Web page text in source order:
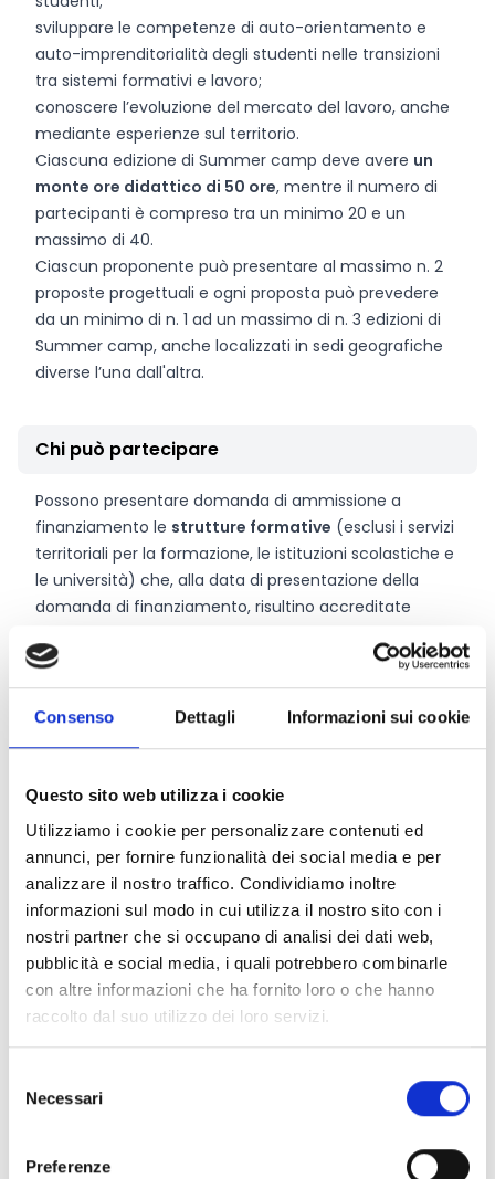
Consenso Dettagli Informazioni sui cookie
Questo sito web utilizza i cookie
Utilizziamo i cookie per personalizzare contenuti ed
annunci, per fornire funzionalità dei social media e per
analizzare il nostro traffico. Condividiamo inoltre
informazioni sul modo in cui utilizza il nostro sito con i
nostri partner che si occupano di analisi dei dati web,
pubblicità e social media, i quali potrebbero combinarle
con altre informazioni che ha fornito loro o che hanno
raccolto dal suo utilizzo dei loro servizi.
delNecessari
Preferenze
sviluppare le competenze di auto-orientamento e
auto-imprenditorialità degli studenti nelle transizioni
tra sistemi formativi e lavoro;
conoscere l’evoluzione del mercato del lavoro, anche
mediante esperienze sul territorio.
Ciascuna edizione di Summer camp deve avere un
monte ore didattico di 50 ore, mentre il numero di
partecipanti è compreso tra un minimo 20 e un
massimo di 40.
Ciascun proponente può presentare al massimo n. 2
proposte progettuali e ogni proposta può prevedere
da un minimo di n. 1 ad un massimo di n. 3 edizioni di
Summer camp, anche localizzati in sedi geografiche
diverse l’una dall'altra.
Chi può partecipare
Possono presentare domanda di ammissione a
finanziamento le strutture formative (esclusi i servizi
territoriali per la formazione, le istituzioni scolastiche e
le università) che, alla data di presentazione della
domanda di finanziamento, risultino accreditate
“FORMAZIONE SUPERIORE” o che abbiano presentato
istanza di accreditamento per la macrotipologia
richiesta e ottengano l’accreditamento prima della
Dotazione finanziaria complessiva:494.000 Euro
Il contributo massimo concesso per ciascuna edizione
di Summer camp ammesso a finanziamento è di
19.000 Euro ; pertanto, ciascun proponente può
ottenere un contributo massimo di114.000 Euro.
Link e Documenti
Pagina web per formulari e documenti
Si consiglia di consultare regolarmente il sito web